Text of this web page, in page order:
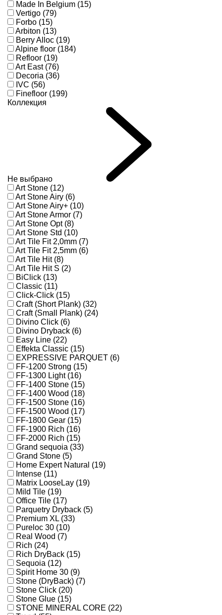
Made In Belgium (15)
Vertigo (79)
Forbo (15)
Arbiton (13)
Berry Alloc (19)
Alpine floor (184)
Refloor (19)
Art East (76)
Decoria (36)
IVC (56)
Finefloor (199)
Коллекция
Не выбрано
Art Stone (12)
Art Stone Airy (6)
Art Stone Airy+ (10)
Art Stone Armor (7)
Art Stone Opt (8)
Art Stone Std (10)
Art Tile Fit 2,0mm (7)
Art Tile Fit 2,5mm (6)
Art Tile Hit (8)
Art Tile Hit S (2)
BiClick (13)
Classic (11)
Click-Click (15)
Craft (Short Plank) (32)
Craft (Small Plank) (24)
Divino Click (6)
Divino Dryback (6)
Easy Line (22)
Effekta Classic (15)
EXPRESSIVE PARQUET (6)
FF-1200 Strong (15)
FF-1300 Light (16)
FF-1400 Stone (15)
FF-1400 Wood (18)
FF-1500 Stone (16)
FF-1500 Wood (17)
FF-1800 Gear (15)
FF-1900 Rich (16)
FF-2000 Rich (15)
Grand sequoia (33)
Grand Stone (5)
Home Expert Natural (19)
Intense (11)
Matrix LooseLay (19)
Mild Tile (19)
Office Tile (17)
Parquetry Dryback (5)
Premium XL (33)
Pureloc 30 (10)
Real Wood (7)
Rich (24)
Rich DryBack (15)
Sequoia (12)
Spirit Home 30 (9)
Stone (DryBack) (7)
Stone Click (20)
Stone Glue (15)
STONE MINERAL CORE (22)